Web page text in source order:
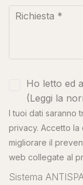
Ho letto ed
(Leggi la
I tuoi dati saranno
privacy. Accetto la
migliorare il
web collegate al
Sistema